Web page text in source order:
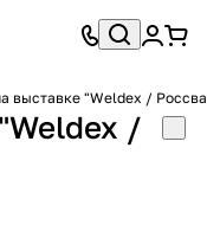
выставке "Weldex /
/